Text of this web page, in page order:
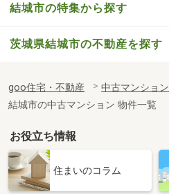
結城市の特集から探す
茨城県結城市の不動産を探す
goo住宅・不動産 中古マンション
結城市の中古マンション 物件一覧
お役立ち情報
住まいのコラム